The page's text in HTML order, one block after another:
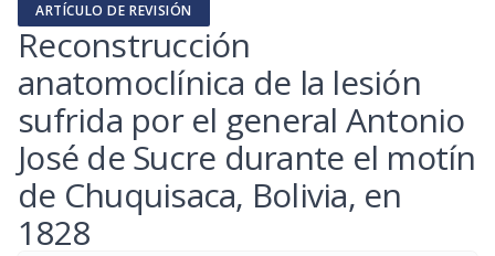
ARTÍCULO DE REVISIÓN
Reconstrucción
anatomoclínica de la lesión
sufrida por el general Antonio
José de Sucre durante el motín
de Chuquisaca, Bolivia, en
1828